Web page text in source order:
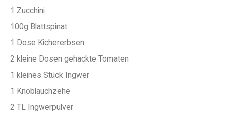
1 Zucchini
100g Blattspinat
1 Dose Kichererbsen
2 kleine Dosen gehackte Tomaten
1 kleines Stück Ingwer
1 Knoblauchzehe
2 TL Ingwerpulver